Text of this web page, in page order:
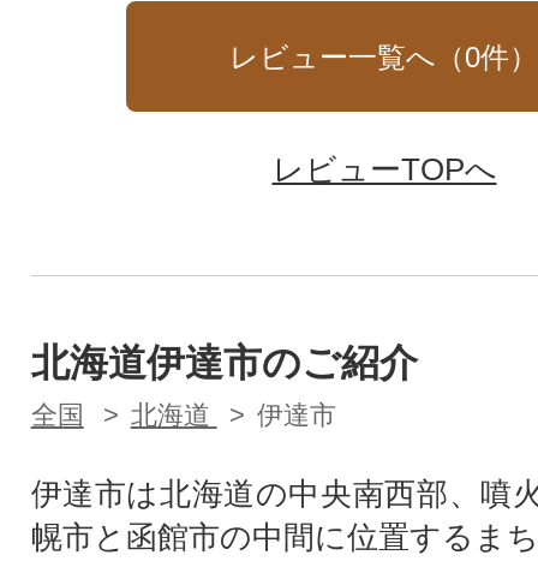
レビュー一覧へ（0件）
レビューTOPへ
北海道伊達市のご紹介
全国 北海道 伊達市
伊達市は北海道の中央南西部、噴
幌市と函館市の中間に位置するま